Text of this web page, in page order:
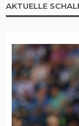
AKTUELLE